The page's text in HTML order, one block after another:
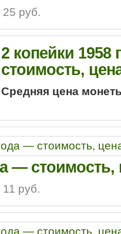
25 руб.
2 копейки 1958
стоимость,
Средняя цена
—
11 руб.